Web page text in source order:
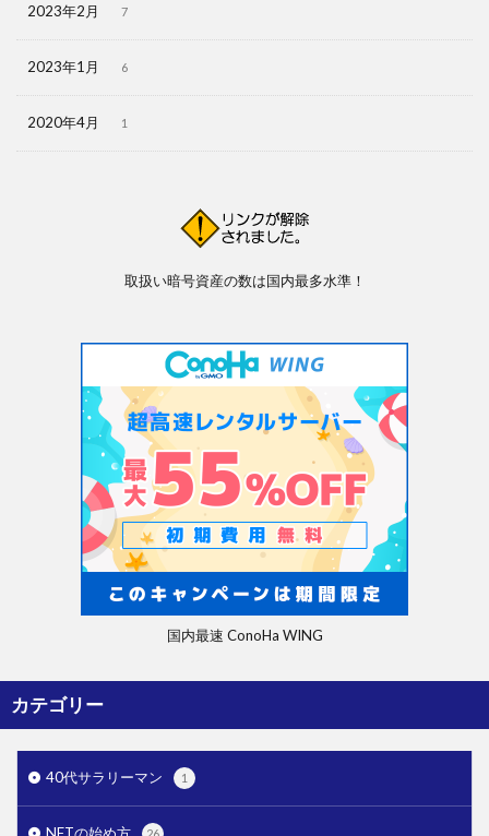
2023年2月 7
2023年1月 6
2020年4月 1
取扱い暗号資産の数は国内最多水準！
国内最速 ConoHa WING
カテゴリー
40代サラリーマン 1
NFTの始め方 26